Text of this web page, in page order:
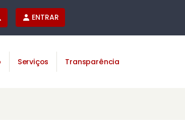
ENTRAR
Serviços Transparência